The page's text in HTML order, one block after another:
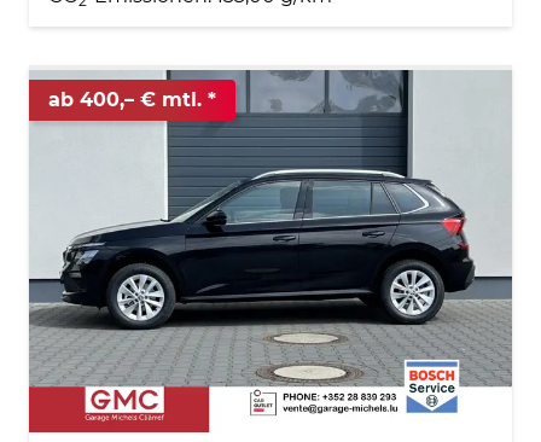
ab 400,– € mtl.